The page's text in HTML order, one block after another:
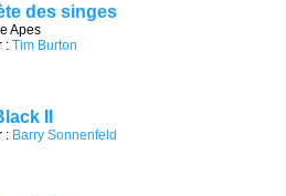
des singes
Apes
: Tim Burton
II
: Barry Sonnenfeld